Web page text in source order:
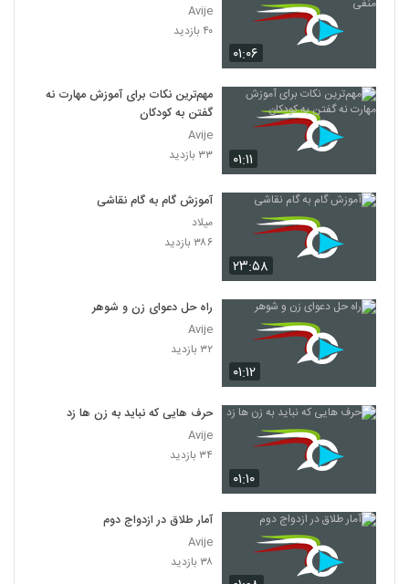
۰۱:۰۶
Avije
۴۰ بازدید
۰۱:۱۱
مهم‌ترین نکات برای آموزش مهارت نه
گفتن به کودکان
Avije
۳۳ بازدید
۲۳:۵۸
آموزش گام به گام نقاشی
میلاد
۳۸۶ بازدید
۰۱:۱۲
راه حل دعوای زن و شوهر
Avije
۳۲ بازدید
۰۱:۱۰
حرف هایی که نباید به زن ها زد
Avije
۳۴ بازدید
آمار طلاق در ازدواج دوم
Avije
۳۸ بازدید